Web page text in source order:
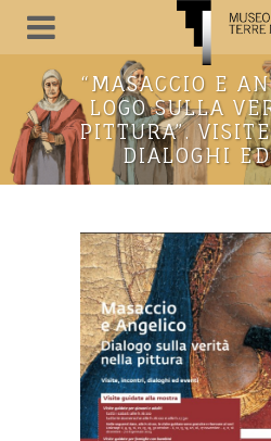
“MASACCIO E
LOGO SULLA
PITTURA”.
DIALOGHI